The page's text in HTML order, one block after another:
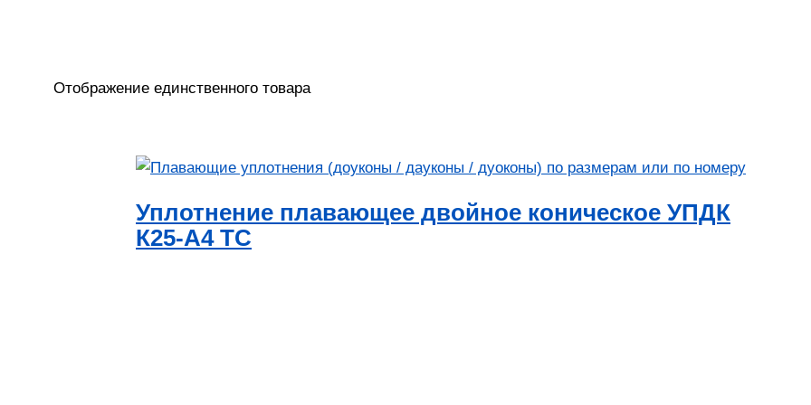
Отображение единственного товара
Уплотнение плавающее двойное коническое УПДК
К25-А4 ТС